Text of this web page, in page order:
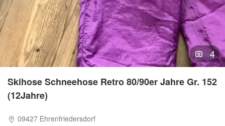
4
Skihose Schneehose Retro 80/90er Jahre Gr. 152
(12Jahre)
09427 Ehrenfriedersdorf